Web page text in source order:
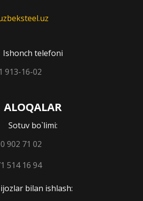
Ishonch telefoni
913-16-02
ALOQALAR
Sotuv bo`limi:
902 71 02
514 16 94
bilan ishlash: